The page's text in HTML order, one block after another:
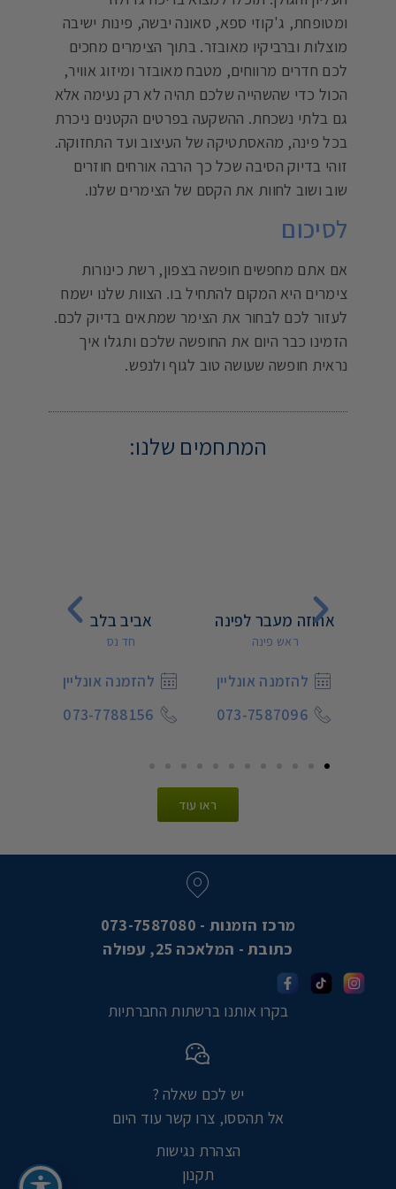
ומטופחת, ג'קוזי ספא, סאונה יבשה, פינות ישיבה
מוצלות וברביקיו מאובזר. בתוך הצימרים מחכים
לכם חדרים מרווחים, מטבח מאובזר ומיזוג אוויר,
הכול כדי שהשהייה שלכם תהיה לא רק נעימה אלא
גם בלתי נשכחת. ההשקעה בפרטים הקטנים ניכרת
בכל פינה, מהאסתטיקה של העיצוב ועד התחזוקה.
זוהי בדיוק הסיבה שכל כך הרבה אורחים חוזרים
שוב ושוב לחוות את הקסם של הצימרים שלנו.
לסיכום
אם אתם מחפשים חופשה בצפון, רשת כינורות
צימרים היא המקום להתחיל בו. הצוות שלנו ישמח
לעזור לכם לבחור את הצימר שמתאים בדיוק לכם.
הזמינו כבר היום את החופשה שלכם ותגלו איך
נראית חופשה שעושה טוב לגוף ולנפש.
המתחמים שלנו:
אחוזה מעבר לפינה
ראש פינה
להזמנה אונליין
073-7587096
אביב בלב
חד נס
להזמנה אונליין
073-7788156
ראו עוד
מרכז הזמנות - 073-7587080
כתובת - המלאכה 25, עפולה
בקרו אותנו ברשתות החברתיות
יש לכם שאלה ?
אל תהססו, צרו קשר עוד היום
הצהרת נגישות
תקנון